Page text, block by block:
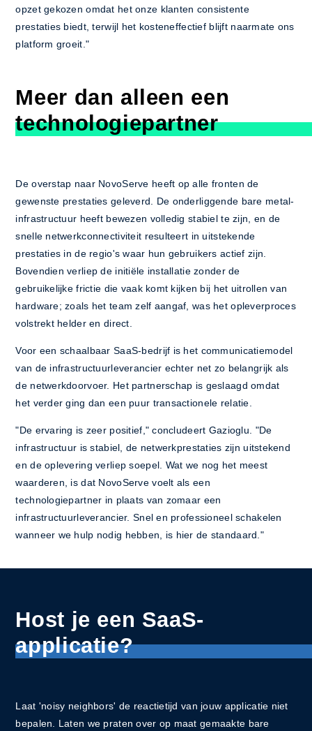
opzet gekozen omdat het onze klanten consistente
prestaties biedt, terwijl het kosteneffectief blijft naarmate ons
platform groeit."
Meer dan alleen een
technologiepartner
De overstap naar NovoServe heeft op alle fronten de
gewenste prestaties geleverd. De onderliggende bare metal-
infrastructuur heeft bewezen volledig stabiel te zijn, en de
snelle netwerkconnectiviteit resulteert in uitstekende
prestaties in de regio's waar hun gebruikers actief zijn.
Bovendien verliep de initiële installatie zonder de
gebruikelijke frictie die vaak komt kijken bij het uitrollen van
hardware; zoals het team zelf aangaf, was het opleverproces
volstrekt helder en direct.
Voor een schaalbaar SaaS-bedrijf is het communicatiemodel
van de infrastructuurleverancier echter net zo belangrijk als
de netwerkdoorvoer. Het partnerschap is geslaagd omdat
het verder ging dan een puur transactionele relatie.
"De ervaring is zeer positief," concludeert Gazioglu. "De
infrastructuur is stabiel, de netwerkprestaties zijn uitstekend
en de oplevering verliep soepel. Wat we nog het meest
waarderen, is dat NovoServe voelt als een
technologiepartner in plaats van zomaar een
infrastructuurleverancier. Snel en professioneel schakelen
wanneer we hulp nodig hebben, is hier de standaard."
Host je een SaaS-
applicatie?
Laat 'noisy neighbors' de reactietijd van jouw applicatie niet
bepalen. Laten we praten over op maat gemaakte bare